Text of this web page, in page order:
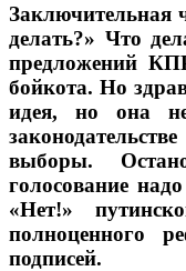
Заключительная
делать?» Что
предложений
бойкота. Но
идея, но она
выборы.
голосование
«Нет!»
полноценного
подписей.